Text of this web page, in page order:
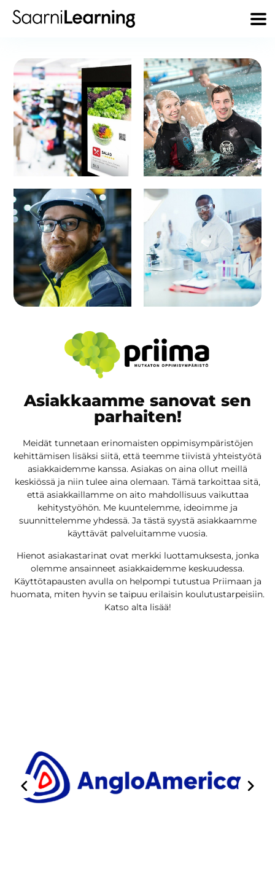
Asiakkaamme sanovat sen
parhaiten!
Meidät tunnetaan erinomaisten oppimisympäristöjen
kehittämisen lisäksi siitä, että teemme tiivistä yhteistyötä
asiakkaidemme kanssa. Asiakas on aina ollut meillä
keskiössä ja niin tulee aina olemaan. Tämä tarkoittaa sitä,
että asiakkaillamme on aito mahdollisuus vaikuttaa
kehitystyöhön. Me kuuntelemme, ideoimme ja
suunnittelemme yhdessä. Ja tästä syystä asiakkaamme
käyttävät palveluitamme vuosia.
Hienot asiakastarinat ovat merkki luottamuksesta, jonka
olemme ansainneet asiakkaidemme keskuudessa.
Käyttötapausten avulla on helpompi tutustua Priimaan ja
huomata, miten hyvin se taipuu erilaisin koulutustarpeisiin.
Katso alta lisää!